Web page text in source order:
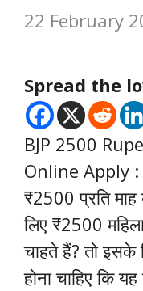
22 February
Spread the
BJP 2500
Online Apply :
₹2500 प्रति
लिए ₹2500
चाहते हैं? तो
होना चाहिए कि